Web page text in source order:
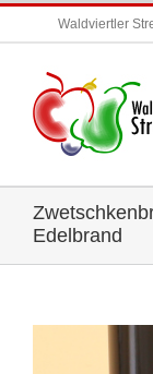
Zum
Waldviertler
Edelbrand